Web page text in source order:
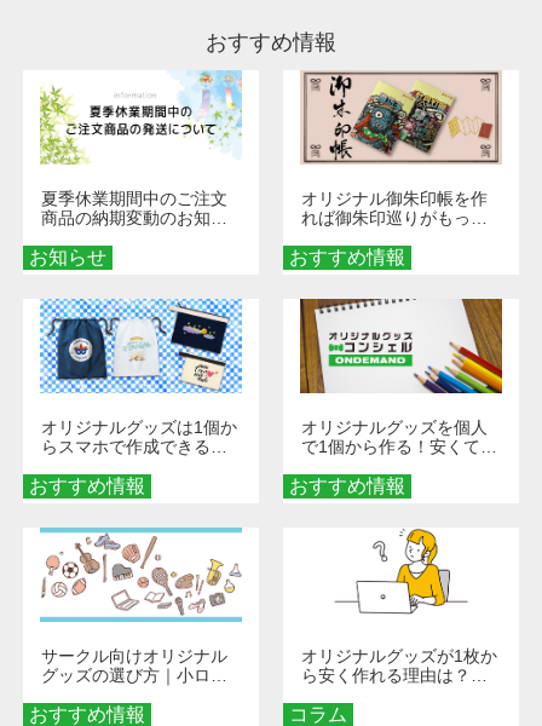
おすすめ情報
お知らせ
夏季休業期間中のご注文
商品の納期変動のお知ら
おすすめ情報
オリジナル御朱印帳を作
れば御朱印巡りがもっと
ダーメイドする魅力と選
び方
おすすめ情報
オリジナルグッズは1個か
らスマホで作成できる！
くなる巾着＆ポーチ活用
術
おすすめ情報
オリジナルグッズを個人
で1個から作る！安くて簡
秘訣
おすすめ情報
サークル向けオリジナル
グッズの選び方｜小ロッ
める秘訣
コラム
オリジナルグッズが1枚か
ら安く作れる理由は？オ
とメリットを解説